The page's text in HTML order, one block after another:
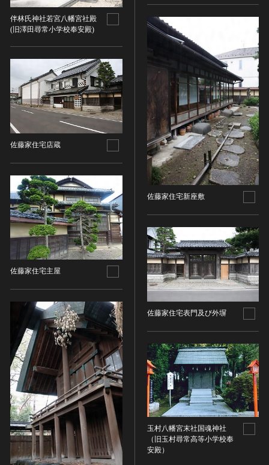
伴林氏神社若宮八幡宮社殿
(旧澤田尋常小学校奉安殿)
佐藤家住宅店蔵
佐藤家住宅主屋
佐藤家住宅新座敷
佐藤家住宅表門及び外塀
玉村八幡宮末社国魂神社
（旧玉村尋常高等小学校奉
安殿）
平成 [日本]
令和 [日本]
旧石器 [朝鮮半島]
新石器 [朝鮮半島]
青銅器 [朝鮮半島]
鉄器 [朝鮮半島]
原三国・朝鮮三国 [朝鮮半島]
原三国・朝鮮三国 [朝鮮半島]
新羅 [朝鮮半島]
高麗 [朝鮮半島]
朝鮮 [朝鮮半島]
近現代 [朝鮮半島]
旧石器 [中国]
新石器 [中国]
夏 [中国]
殷（商） [中国]
春秋時代 [中国]
戦国時代 [中国]
秦 [中国]
漢 [中国]
三国 [中国]
晋 [中国]
五胡十六国 [中国]
南北朝（六朝） [中国]
隋 [中国]
唐 [中国]
版画
木版画
銅版画
リトグラフ（石版画）
シルクスクリーン
その他
彫刻
金属像
石像
石膏像
その他
工芸品
金工
漆工
その他
その他の美術
写真
デザイン
その他
考古資料
石器・石製品類
土器・土製品類
重要文化財
登録有形文化財
登録無形文化財
記録作成等の措置を講ずべき無形文化財
重要有形民俗文化財
重要無形民俗文化財
登録無形民俗文化財
記録作成等の措置を講ずべき無形の民俗文化財
名勝
天然記念物
特別史跡
特別名勝
特別天然記念物
重要文化的景観
重要伝統的建造物群保存地区
選定保存技術
未指定
有形文化財(建造物)
有形文化財(美術工芸品)
無形文化財
民俗文化財(有形民俗文化財)
民俗文化財(無形民俗文化財)
記念物(史跡)
記念物(名勝)
記念物(天然記念物)
伝統的建造物群保存地区
メディア（動画等）を選択
画像ライセンスを選択
CC0
PDM
CC BY（表示）
CC BY-SA（表示—継承）
CC BY-ND（表示—改変禁止）
CC BY-NC-SA（表示—非営利—継承）
CC BY-NC-ND（表示—非営利—改変禁止）
IN COPYRIGHT（著作権あり）
IN COPYRIGHT - EU ORPHAN WORK（著作権あり-
EU孤児著作物）
IN COPYRIGHT - EDUCATIONAL USE
PERMITTED（著作権あり-教育目的の利用可）
IN COPYRIGHT - NONCOMMERCIAL USE
PERMITTED（著作権あり-非営利目的の利用可）
IN COPYRIGHT - RIGHTSHOLDER(S) UNLOCATABLE
OR UNIDENTIFIABLE（著作権あり-著作権者不明）
NO COPYRIGHT - CONTRACTUAL
RESTRICTIONS（著作権なし-契約による制限あり）
NO COPYRIGHT - NONCOMMERCIAL USE ONLY（著
作権なし-非営利目的のみ利用可）
NO COPYRIGHT - OTHER KNOWN LEGAL
RESTRICTIONS（著作権なし-他の法的制限あり）
NO COPYRIGHT - UNITED STATES（著作権なし-米国
の法律上）
検索する
入力情報をクリア
連想検索
連想検索する
20件で表示
入力情報をクリア